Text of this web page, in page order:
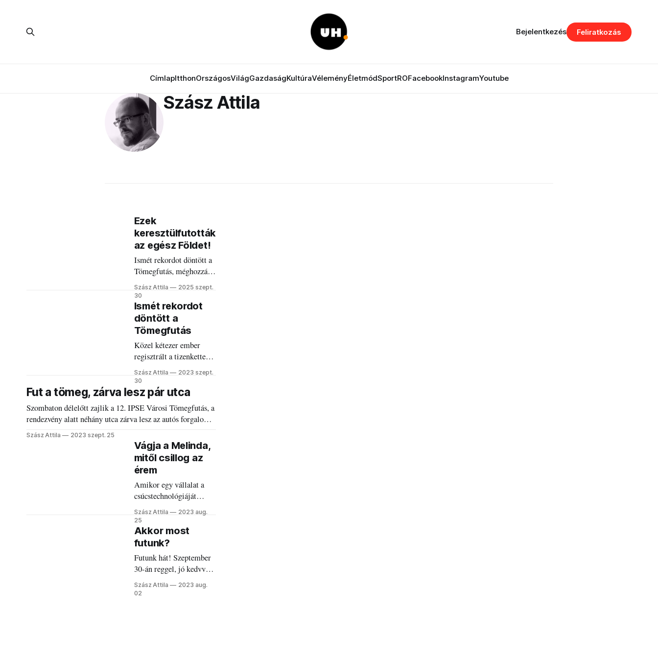
CímlapItthonOrszágosVilágGazdaságKultúraVéleményÉletmódSportROFacebookInstagramYoutube
Bejelentkezés Feliratkozás
Szász Attila
Ezek
keresztülfutották
az egész Földet!
Ismét rekordot döntött a
Tömegfutás, méghozzá
nem is kicsit,
háromezernél is többen
vettek részt a szombat
délelőtti örömfutáson.
Szász Attila
2025 szept.
30
Ismét rekordot
döntött a
Tömegfutás
Közel kétezer ember
regisztrált a tizenkettedik
Tömegfutásra, ami
problémamentesen,
napsütéses, ragyogó
hangulatban zajlott.
Szász Attila
2023 szept.
30
Fut a tömeg, zárva lesz pár utca
Szombaton délelőtt zajlik a 12. IPSE Városi Tömegfutás, a
rendezvény alatt néhány utca zárva lesz az autós forgalom
előtt.
Szász Attila 2023 szept. 25
Vágja a Melinda,
mitől csillog az
érem
Amikor egy vállalat a
csúcstechnológiáját
közösségi célokra is fel
tudja használni, abból
nemcsak termékek, de
emlékek is születnek.
Szász Attila
2023 aug.
25
Akkor most
futunk?
Futunk hát! Szeptember
30-án reggel, jó kedvvel,
lazán, sokan, boldogan.
Tudjátok, ahogy
Szász Attila
2023 aug.
02